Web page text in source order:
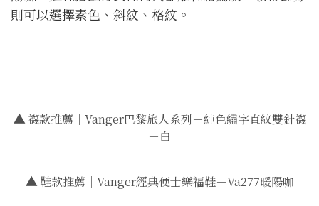
則可以選擇素色、斜紋、格紋。
▲襪款推薦｜Vanger巴黎旅人系列－純色繡字直紋雙針襪
－白
▲鞋款推薦｜Vanger經典便士樂福鞋－Va277暖陽咖